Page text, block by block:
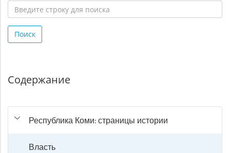
строку
для
Поиск
Содержание
Республика Коми: страницы истории
Власть